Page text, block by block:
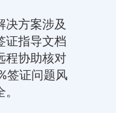
决方案涉及
证指导文档
程协助核对
签证问题风